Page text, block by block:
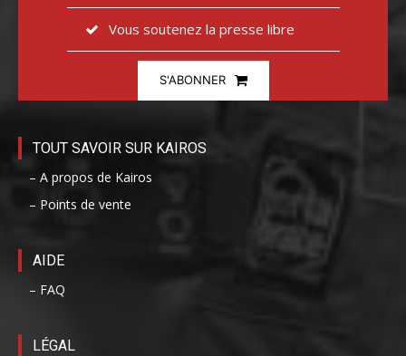
Vous soutenez la presse libre
S'ABONNER
TOUT SAVOIR SUR KAIROS
– A propos de Kairos
– Points de vente
AIDE
– FAQ
LÉGAL